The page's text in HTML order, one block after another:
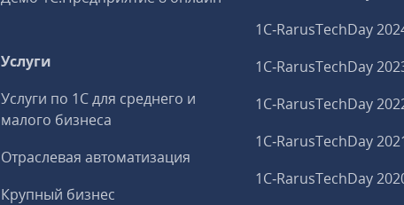
Услуги
Услуги по 1С для среднего и
малого бизнеса
Отраслевая автоматизация
Крупный бизнес
1C‑RarusTechDay
1C‑RarusTechDay
1C‑RarusTechDay
1C‑RarusTechDay
1C‑RarusTechDay